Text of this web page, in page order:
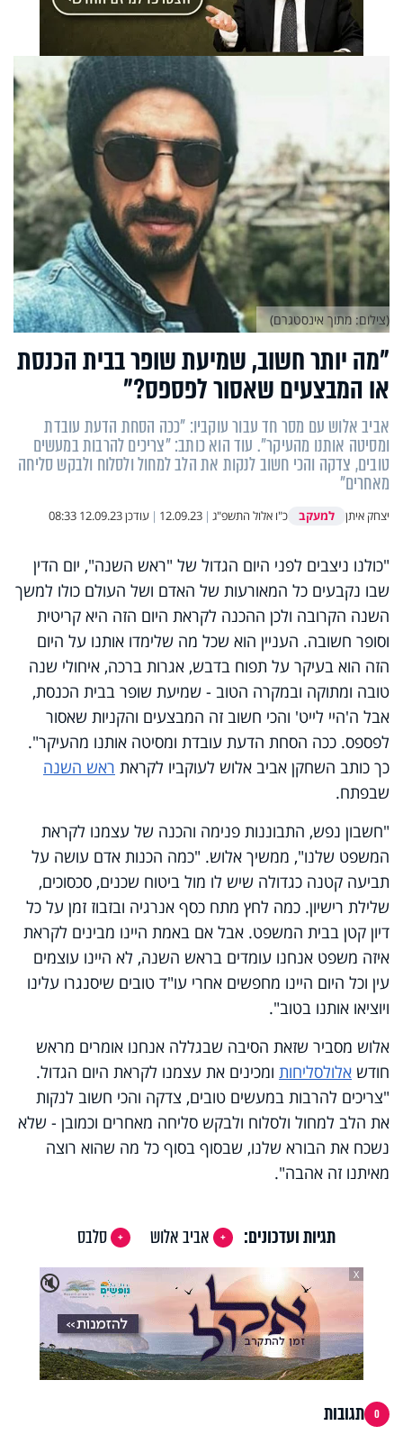
"מה יותר חשוב, שמיעת שופר בבית הכנסת
או המבצעים שאסור לפספס?"
אביב אלוש עם מסר חד עבור עוקביו: "ככה הסחת הדעת עובדת
ומסיטה אותנו מהעיקר". עוד הוא כותב: "צריכים להרבות במעשים
טובים, צדקה והכי חשוב לנקות את הלב למחול ולסלוח ולבקש סליחה
מאחרים"
יצחק איתן למעקב כ"ו אלול התשפ"ג |
12.09.23
| עודכן12.09.23 08:33
(צילום: מתוך אינסטגרם)
"כולנו ניצבים לפני היום הגדול של "ראש השנה", יום הדין
שבו נקבעים כל המאורעות של האדם ושל העולם כולו למשך
השנה הקרובה ולכן ההכנה לקראת היום הזה היא קריטית
וסופר חשובה. העניין הוא שכל מה שלימדו אותנו על היום
הזה הוא בעיקר על תפוח בדבש, אגרות ברכה, איחולי שנה
טובה ומתוקה ובמקרה הטוב - שמיעת שופר בבית הכנסת,
אבל ה'היי לייט' והכי חשוב זה המבצעים והקניות שאסור
לפספס. ככה הסחת הדעת עובדת ומסיטה אותנו מהעיקר".
כך כותב השחקן אביב אלוש לעוקביו לקראת ראש השנה
שבפתח.
"חשבון נפש, התבוננות פנימה והכנה של עצמנו לקראת
המשפט שלנו", ממשיך אלוש. "כמה הכנות אדם עושה על
תביעה קטנה כגדולה שיש לו מול ביטוח שכנים, סכסוכים,
שלילת רישיון. כמה לחץ מתח כסף אנרגיה ובזבוז זמן על כל
דיון קטן בבית המשפט. אבל אם באמת היינו מבינים לקראת
איזה משפט אנחנו עומדים בראש השנה, לא היינו עוצמים
עין וכל היום היינו מחפשים אחרי עו"ד טובים שיסנגרו עלינו
ויוציאו אותנו בטוב".
אלוש מסביר שזאת הסיבה שבגללה אנחנו אומרים מראש
חודש אלולסליחות ומכינים את עצמנו לקראת היום הגדול.
"צריכים להרבות במעשים טובים, צדקה והכי חשוב לנקות
את הלב למחול ולסלוח ולבקש סליחה מאחרים וכמובן - שלא
נשכח את הבורא שלנו, שבסוף בסוף כל מה שהוא רוצה
מאיתנו זה אהבה".
תגיות ועדכונים: אביב אלוש
סלבס
🔇
X
0 תגובות